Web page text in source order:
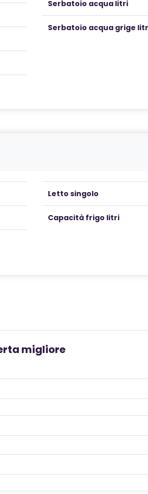
Serbatoio acqua litri
Serbatoio acqua grige
Letto singolo
Capacità frigo litri
migliore